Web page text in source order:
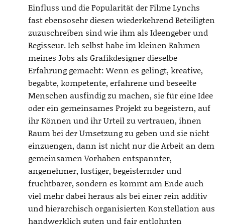
Einfluss und die Popularität der Filme Lynchs
fast ebensosehr diesen wiederkehrend Beteiligten
zuzuschreiben sind wie ihm als Ideengeber und
Regisseur. Ich selbst habe im kleinen Rahmen
meines Jobs als Grafikdesigner dieselbe
Erfahrung gemacht: Wenn es gelingt, kreative,
begabte, kompetente, erfahrene und beseelte
Menschen ausfindig zu machen, sie für eine Idee
oder ein gemeinsames Projekt zu begeistern, auf
ihr Können und ihr Urteil zu vertrauen, ihnen
Raum bei der Umsetzung zu geben und sie nicht
einzuengen, dann ist nicht nur die Arbeit an dem
gemeinsamen Vorhaben entspannter,
angenehmer, lustiger, begeisternder und
fruchtbarer, sondern es kommt am Ende auch
viel mehr dabei heraus als bei einer rein additiv
und hierarchisch organisierten Konstellation aus
handwerklich guten und fair entlohnten